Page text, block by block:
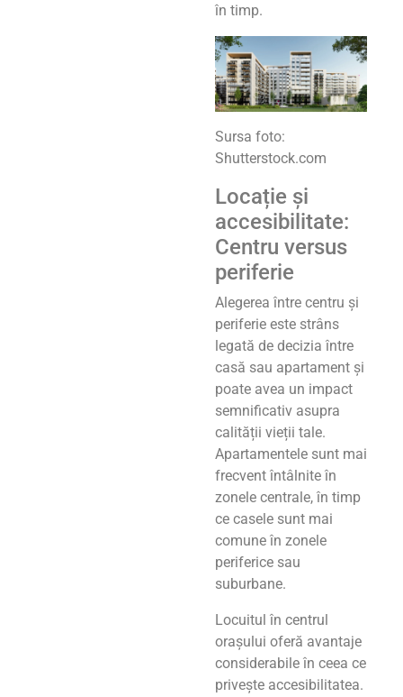
în timp.
Sursa foto:
Shutterstock.com
Locație și
accesibilitate:
Centru versus
periferie
Alegerea între centru și
periferie este strâns
legată de decizia între
casă sau apartament și
poate avea un impact
semnificativ asupra
calității vieții tale.
Apartamentele sunt mai
frecvent întâlnite în
zonele centrale, în timp
ce casele sunt mai
comune în zonele
periferice sau
suburbane.
Locuitul în centrul
orașului oferă avantaje
considerabile în ceea ce
privește accesibilitatea.